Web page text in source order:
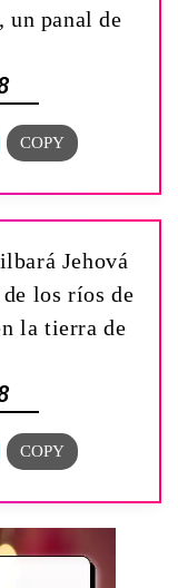
un panal de
Jehová
los ríos de
la tierra de